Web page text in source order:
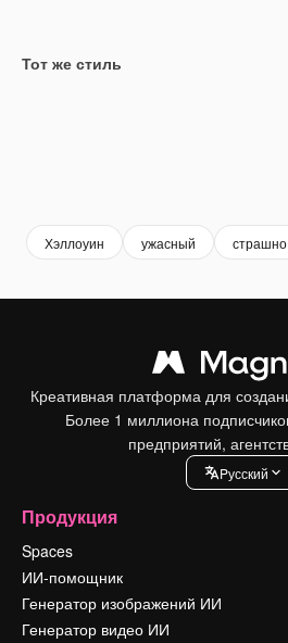
Тот же стиль
Хэллоуин ужасный страшно
Креативная платформа для
Более 1 миллиона
предприятий,
Pусский
Продукция
Spaces
ИИ-помощник
Генератор изображений ИИ
Генератор видео ИИ